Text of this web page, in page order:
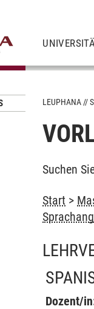
LEUPHANA
Suchen
Start >
Dozent/